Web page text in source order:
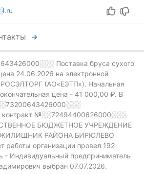
Поставка бруса сухого
24.06.2026 на электронной
РОСЭЛТОРГ (АО«ЕЭТП»). Начальная
окончательная цена - 41 000,00 ₽. В
контракт №░░72494400626000░░░.
БЮДЖЕТНОЕ УЧРЕЖДЕНИЕ
РАЙОНА БИРЮЛЕВО
работы организации провел 192
- Индивидуальный предприниматель
выбран 07.07.2026.